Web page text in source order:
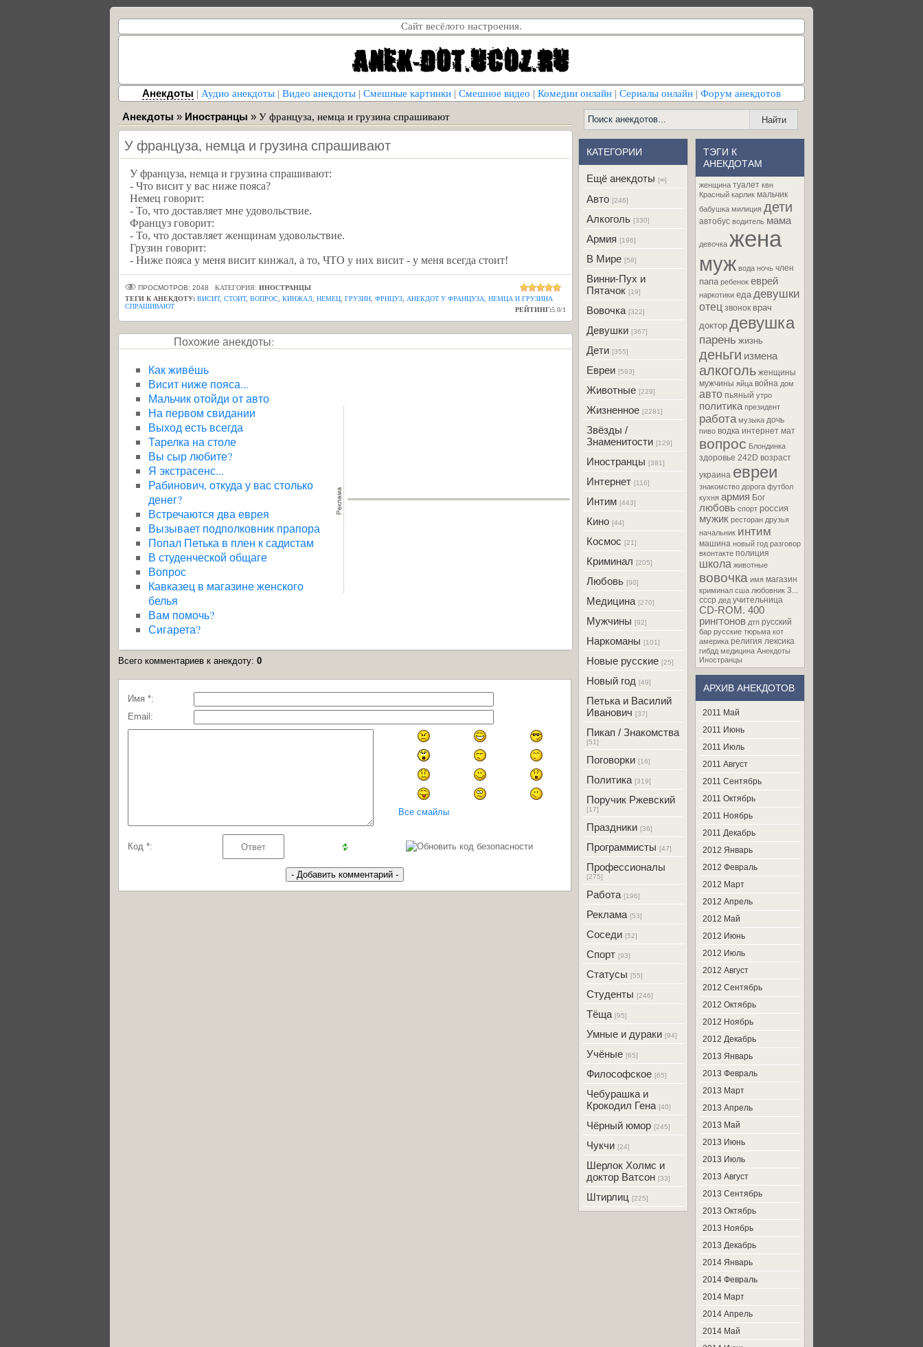
Сайт весёлого настроения.
Анекдоты | Аудио анекдоты | Видео анекдоты | Смешные картинки | Смешное видео | Комедии онлайн | Сериалы онлайн | Форум анекдотов
Анекдоты » Иностранцы » У француза, немца и грузина спрашивают
У француза, немца и грузина спрашивают
У француза, немца и грузина спрашивают:
- Что висит у вас ниже пояса?
Немец говорит:
- То, что доставляет мне удовольствие.
Француз говорит:
- То, что доставляет женщинам удовольствие.
Грузин говорит:
- Ниже пояса у меня висит кинжал, а то, ЧТО у них висит - у меня всегда стоит!
ПРОСМОТРОВ: 2048 КАТЕГОРИЯ: ИНОСТРАНЦЫ
ТЕГИ К АНЕКДОТУ: ВИСИТ, СТОИТ, ВОПРОС КИНЖАЛ НЕМЕЦ ГРУЗИН ФРНЦУЗ
АНЕКДОТ У ФРАНЦУЗА, НЕМЦА И ГРУЗИНА
СПРАШИВАЮТ
РЕЙТИНГ:5.0/1
Похожие анекдоты:
Как живёшь
Висит ниже пояса...
Мальчик отойди от авто
На первом свидании
Выход есть всегда
Тарелка на столе
Вы сыр любите?
Я экстрасенс...
Рабинович, откуда у вас столько
денег?
Встречаются два еврея
Вызывает подполковник прапора
Попал Петька в плен к садистам
В студенческой общаге
Вопрос
Кавказец в магазине женского
белья
Вам помочь?
Сигарета?
Всего комментариев к анекдоту: 0
Имя *:
Email:
Все смайлы
Код *:
КАТЕГОРИИ
Ещё анекдоты [∞]
Авто [246]
Алкоголь [330]
Армия [196]
В Мире [58]
Винни-Пух и
Пятачок [19]
Вовочка [322]
Девушки [367]
Дети [355]
Евреи [593]
Животные [229]
Жизненное [2281]
Звёзды /
Знаменитости [129]
Иностранцы [381]
Интернет [116]
Интим [443]
Кино [44]
Космос [21]
Криминал [205]
Любовь [90]
Медицина [270]
Мужчины [92]
Наркоманы [101]
Новые русские [25]
Новый год [49]
Петька и Василий
Иванович [37]
Пикап / Знакомства
[51]
Поговорки [16]
Политика [319]
Поручик Ржевский
[17]
Праздники [36]
Программисты [47]
Профессионалы
[275]
Работа [196]
Реклама [53]
Соседи [52]
Спорт [93]
Статусы [55]
Студенты [246]
Тёща [95]
Умные и дураки [94]
Учёные [65]
Философское [65]
Чебурашка и
Крокодил Гена [40]
Чёрный юмор [245]
Чукчи [24]
Шерлок Холмс и
доктор Ватсон [33]
Штирлиц [225]
ТЭГИ К
АНЕКДОТАМ
женщина туалет квн
Красный карлик мальчик
бабушка милиция дети
автобус водитель мама
девочка жена
муж вода ночь член
папа ребенок еврей
наркотики еда девушки
отец звонок врач
доктор девушка
парень жизнь
деньги измена
алкоголь женщины
мужчины яйца война дом
авто пьяный утро
политика президент
работа музыка дочь
пиво водка интернет мат
вопрос Блондинка
здоровье 242D возраст
украина евреи
знакомство дорога футбол
кухня армия Бог
любовь спорт россия
мужик ресторан друзья
начальник интим
машина новый год разговор
вконтакте полиция
школа животные
вовочка имя магазин
криминал сша любовник 3...
ссср дед учительница
CD-ROM. 400
рингтонов дтп русский
бар русские тюрьма кот
америка религия лексика
гибдд медицина Анекдоты
Иностранцы
АРХИВ АНЕКДОТОВ
2011 Май
2011 Июнь
2011 Июль
2011 Август
2011 Сентябрь
2011 Октябрь
2011 Ноябрь
2011 Декабрь
2012 Январь
2012 Февраль
2012 Март
2012 Апрель
2012 Май
2012 Июнь
2012 Июль
2012 Август
2012 Сентябрь
2012 Октябрь
2012 Ноябрь
2012 Декабрь
2013 Январь
2013 Февраль
2013 Март
2013 Апрель
2013 Май
2013 Июнь
2013 Июль
2013 Август
2013 Сентябрь
2013 Октябрь
2013 Ноябрь
2013 Декабрь
2014 Январь
2014 Февраль
2014 Март
2014 Апрель
2014 Май